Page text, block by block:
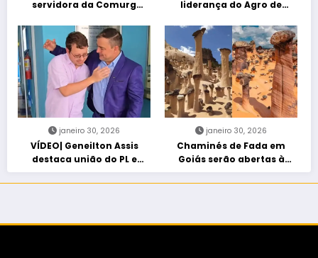
servidora da Comurg
entra em protocolo de
morte encefálica
liderança do Agro de
“Acorda Brasil” em Goiânia
janeiro 30, 2026
VÍDEO| Geneilton Assis
destaca união do PL e
consolidação de apoio a
Maycon Tombini em Jataí
janeiro 30, 2026
Chaminés de Fada em
Goiás serão abertas à
visitação controlada